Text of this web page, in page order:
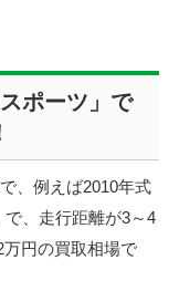
ポーツ」で
、例えば2010年式
、走行距離が3～4
円の買取相場で